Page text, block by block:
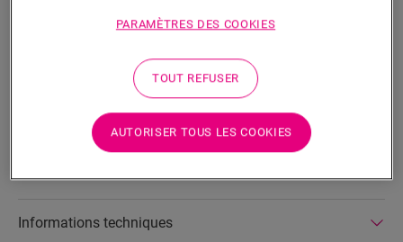
Fonctionnalités du produit
Les plaques sont reliées entre elles par un système de
connecteurs. Vous pouvez brancher un câble (1 m ou 3 m)
dans la dernière plaque directement au thermostat.
Informations techniques
PARAMÈTRES DES COOKIES
TOUT REFUSER
AUTORISER TOUS LES COOKIES